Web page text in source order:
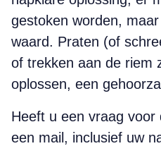
gestoken worden,
waard. Praten (of
of trekken aan de riem
oplossen, een
Heeft u een vraag
een mail, inclusief uw